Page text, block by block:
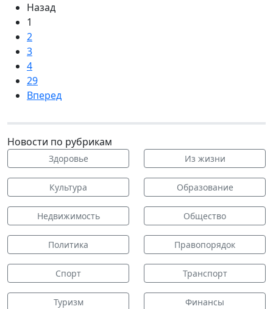
Назад
1
2
3
4
29
Вперед
Новости по рубрикам
Здоровье Из жизни
Культура Образование
Недвижимость Общество
Политика Правопорядок
Спорт Транспорт
Туризм Финансы